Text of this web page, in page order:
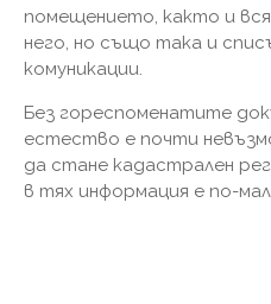
помещението, както и
него, но също така и
комуникации.
Без гореспоменатите
естество е почти
да стане кадастрален
в тях информация е по-